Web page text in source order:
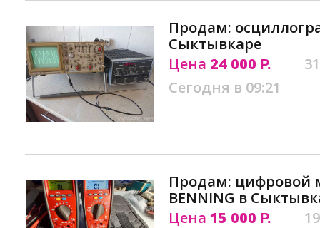
Продам:
Сыктывкаре
Цена 24 000 Р.
Сегодня в 09:21
Продам: цифровой
ВЕNNING в
Цена 15 000 Р.